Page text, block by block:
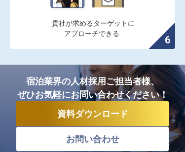
貴社が求めるターゲットに
アプローチできる
宿泊業界の人材採用ご担当者様、
ぜひお気軽にお問い合わせください！
お問い合わせ
資料ダウンロード